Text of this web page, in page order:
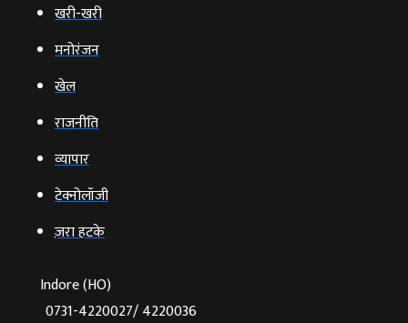
खरी-खरी
मनोरंजन
खेल
राजनीति
व्‍यापार
टेक्‍नोलॉजी
ज़रा हटके
Indore (HO)
0731-4220027/ 4220036